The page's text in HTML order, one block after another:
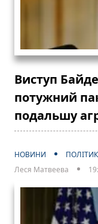
Виступ
потужний
подальшу
НОВИНИ
Леся Матвеева